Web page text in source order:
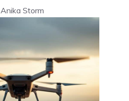
Anika Storm